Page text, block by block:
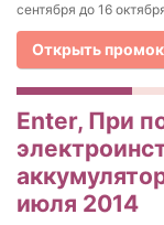
сентября до 16
Открыть
Enter, При
июля 2014